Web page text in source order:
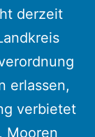
derzeit
erlassen,
verbietet
Mooren